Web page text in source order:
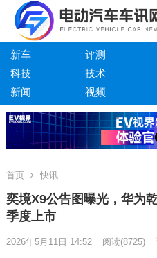
新车 评测
科技
技术
新闻
视频
首页 快讯
奕境X9公告图曝光，华为
季度上市
2026年5月11日 14:52 阅读(8725)